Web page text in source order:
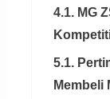
4.1. MG
5.1.
Membeli